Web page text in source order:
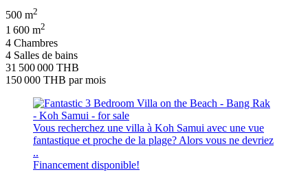
500 m2
1 600 m2
4 Chambres
4 Salles de bains
31 500 000 THB
150 000 THB par mois
Vous recherchez une villa à Koh Samui avec une vue
fantastique et proche de la plage? Alors vous ne devriez
..
Financement disponible!